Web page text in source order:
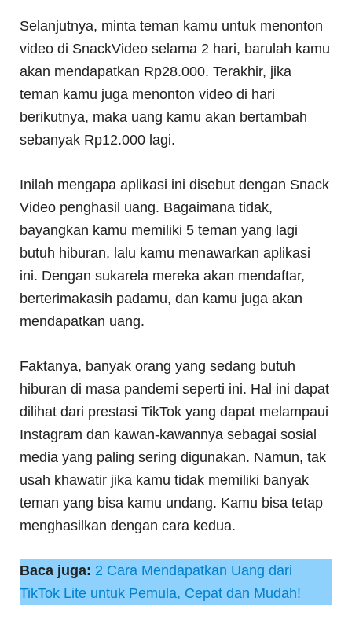
Selanjutnya, minta teman kamu untuk menonton
video di SnackVideo selama 2 hari, barulah kamu
akan mendapatkan Rp28.000. Terakhir, jika
teman kamu juga menonton video di hari
berikutnya, maka uang kamu akan bertambah
sebanyak Rp12.000 lagi.
Inilah mengapa aplikasi ini disebut dengan Snack
Video penghasil uang. Bagaimana tidak,
bayangkan kamu memiliki 5 teman yang lagi
butuh hiburan, lalu kamu menawarkan aplikasi
ini. Dengan sukarela mereka akan mendaftar,
berterimakasih padamu, dan kamu juga akan
mendapatkan uang.
Faktanya, banyak orang yang sedang butuh
hiburan di masa pandemi seperti ini. Hal ini dapat
dilihat dari prestasi TikTok yang dapat melampaui
Instagram dan kawan-kawannya sebagai sosial
media yang paling sering digunakan. Namun, tak
usah khawatir jika kamu tidak memiliki banyak
teman yang bisa kamu undang. Kamu bisa tetap
menghasilkan dengan cara kedua.
Baca juga: 2 Cara Mendapatkan Uang dari
TikTok Lite untuk Pemula, Cepat dan Mudah!